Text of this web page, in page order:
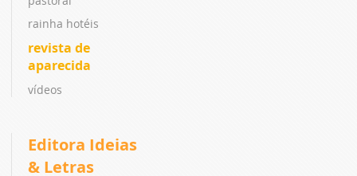
rainha hotéis
revista de
aparecida
vídeos
Editora Ideias
& Letras